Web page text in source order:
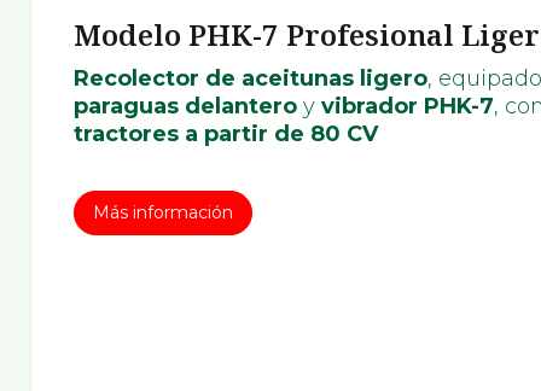
Modelo PHK-7 Profesional
Recolector de aceitunas ligero,
paraguas delantero y vibrador PHK-7,
tractores a partir de 80 CV
Más información